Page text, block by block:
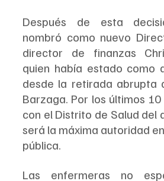
Después de esta
nombró como nuevo
director de finanzas
quien había estado como
desde la retirada abrupta
Barzaga. Por los últimos
con el Distrito de Salud del
será la máxima autoridad
pública.
Las enfermeras no